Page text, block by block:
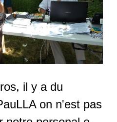
il y a du
on n'est pas